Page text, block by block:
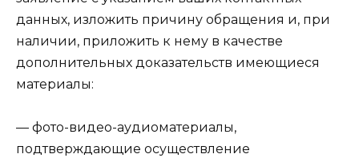
данных, изложить причину обращения и, при
наличии, приложить к нему в качестве
дополнительных доказательств имеющиеся
материалы:
— фото-видео-аудиоматериалы,
подтверждающие осуществление